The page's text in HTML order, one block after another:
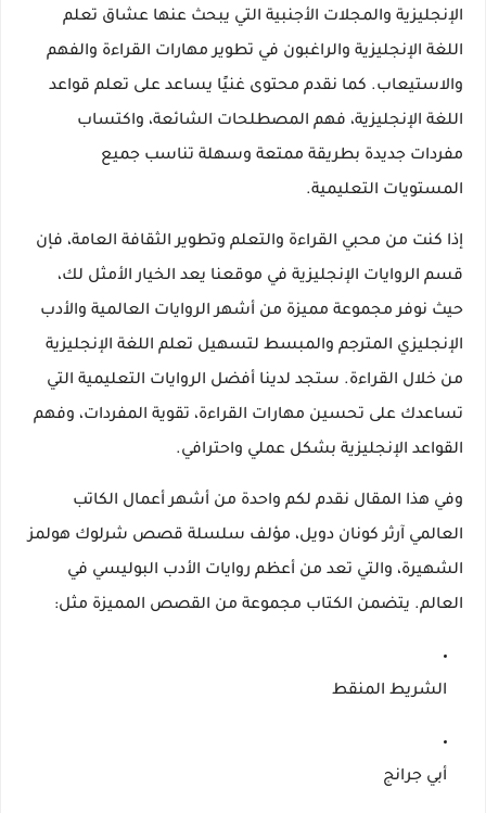
الإنجليزية والمجلات الأجنبية التي يبحث عنها عشاق تعلم
اللغة الإنجليزية والراغبون في تطوير مهارات القراءة والفهم
والاستيعاب. كما نقدم محتوى غنيًا يساعد على تعلم قواعد
اللغة الإنجليزية، فهم المصطلحات الشائعة، واكتساب
مفردات جديدة بطريقة ممتعة وسهلة تناسب جميع
المستويات التعليمية.
إذا كنت من محبي القراءة والتعلم وتطوير الثقافة العامة، فإن
قسم الروايات الإنجليزية في موقعنا يعد الخيار الأمثل لك،
حيث نوفر مجموعة مميزة من أشهر الروايات العالمية والأدب
الإنجليزي المترجم والمبسط لتسهيل تعلم اللغة الإنجليزية
من خلال القراءة. ستجد لدينا أفضل الروايات التعليمية التي
تساعدك على تحسين مهارات القراءة، تقوية المفردات، وفهم
القواعد الإنجليزية بشكل عملي واحترافي.
وفي هذا المقال نقدم لكم واحدة من أشهر أعمال الكاتب
العالمي آرثر كونان دويل، مؤلف سلسلة قصص شرلوك هولمز
الشهيرة، والتي تعد من أعظم روايات الأدب البوليسي في
العالم. يتضمن الكتاب مجموعة من القصص المميزة مثل:
الشريط المنقط
أبي جرانج